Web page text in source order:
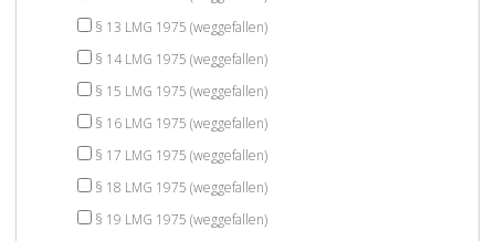
§ 13 LMG 1975 (weggefallen)
§ 14 LMG 1975 (weggefallen)
§ 15 LMG 1975 (weggefallen)
§ 16 LMG 1975 (weggefallen)
§ 17 LMG 1975 (weggefallen)
§ 18 LMG 1975 (weggefallen)
§ 19 LMG 1975 (weggefallen)